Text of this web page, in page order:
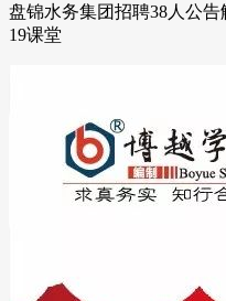
盘锦水务集团招聘38人公
19课堂